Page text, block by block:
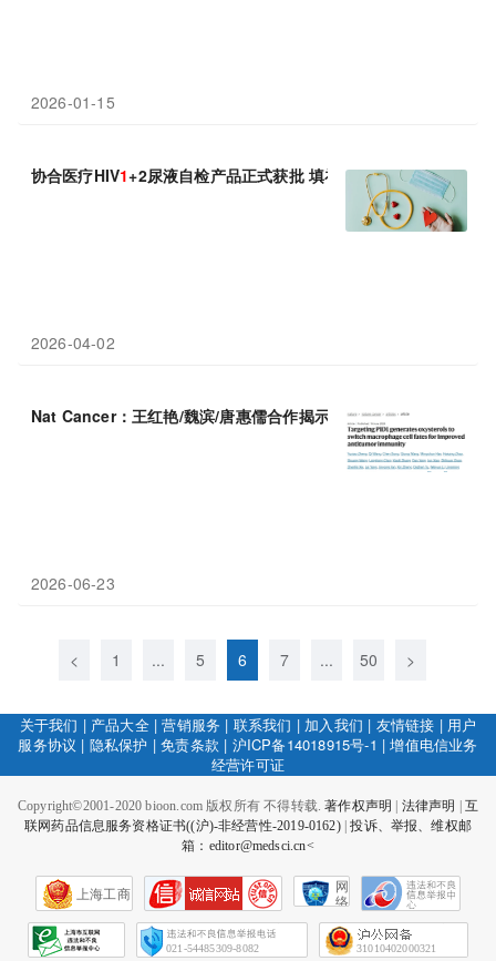
2026-01-15
协合医疗HIV1+2尿液自检产品正式获批 填补HIV-2型尿液检测空白
2026-04-02
Nat Cancer：王红艳/魏滨/唐惠儒合作揭示癌症免疫治疗新靶点
2026-06-23
< 1 ... 5 6 7 ... 50 >
关于我们 | 产品大全|营销服务 | 联系我们 | 加入我们 | 友情链接 | 用户
服务协议 | 隐私保护 |免责条款 | 沪ICP备14018915号-1 |增值电信业务
经营许可证
Copyright©2001-2020 bioon.com 版权所有 不得转载.著作权声明 法律声明
互
联网药品信息服务资格证书((沪)-非经营性-2019-0162)|投诉、举报、维权邮
箱：editor@medsci.cn<
上海工商
网
络
会
征
021-54485309-8082 31010402000321